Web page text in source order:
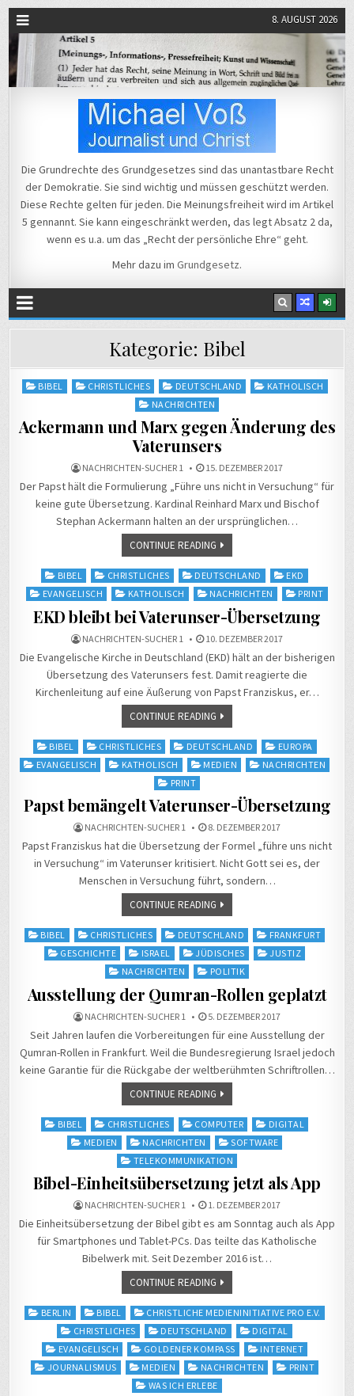
8. AUGUST 2026
Michael Voß
Die Grundrechte des Grundgesetzes sind das unantastbare Recht
der Demokratie. Sie sind wichtig und müssen geschützt werden.
Diese Rechte gelten für jeden. Die Meinungsfreiheit wird im Artikel
5 gennannt. Sie kann eingeschränkt werden, das legt Absatz 2 da,
wenn es u.a. um das „Recht der persönliche Ehre“ geht.
Mehr dazu im Grundgesetz.
Kategorie: Bibel
Posted
BIBEL CHRISTLICHES DEUTSCHLAND
KATHOLISCH
NACHRICHTEN
Ackermann und Marx gegen Änderung des
Vaterunsers
NACHRICHTEN-SUCHER 1 15. DEZEMBER 2017
Der Papst hält die Formulierung „Führe uns nicht in Versuchung“ für
keine gute Übersetzung. Kardinal Reinhard Marx und Bischof
Stephan Ackermann halten an der ursprünglichen…
CONTINUE READING
Posted
in
BIBEL CHRISTLICHES DEUTSCHLAND
EKD
EVANGELISCH
KATHOLISCH NACHRICHTEN PRINT
EKD bleibt bei Vaterunser-Übersetzung
NACHRICHTEN-SUCHER 1 10. DEZEMBER 2017
Die Evangelische Kirche in Deutschland (EKD) hält an der bisherigen
Übersetzung des Vaterunsers fest. Damit reagierte die
Kirchenleitung auf eine Äußerung von Papst Franziskus, er…
CONTINUE READING
Posted
in
BIBEL CHRISTLICHES DEUTSCHLAND
EUROPA
EVANGELISCH
KATHOLISCH MEDIEN
NACHRICHTEN
PRINT
Papst bemängelt Vaterunser-Übersetzung
NACHRICHTEN-SUCHER 1 8. DEZEMBER 2017
Papst Franziskus hat die Übersetzung der Formel „führe uns nicht
in Versuchung“ im Vaterunser kritisiert. Nicht Gott sei es, der
Menschen in Versuchung führt, sondern…
CONTINUE READING
Posted
BIBEL CHRISTLICHES DEUTSCHLAND
FRANKFURT
GESCHICHTE
ISRAEL JÜDISCHES
JUSTIZ
NACHRICHTEN
POLITIK
Ausstellung der Qumran-Rollen geplatzt
NACHRICHTEN-SUCHER 1 5. DEZEMBER 2017
Seit Jahren laufen die Vorbereitungen für eine Ausstellung der
Qumran-Rollen in Frankfurt. Weil die Bundesregierung Israel jedoch
keine Garantie für die Rückgabe der weltberühmten Schriftrollen…
CONTINUE READING
Posted
BIBEL CHRISTLICHES COMPUTER
DIGITAL
MEDIEN
NACHRICHTEN
SOFTWARE
TELEKOMMUNIKATION
Bibel-Einheitsübersetzung jetzt als App
NACHRICHTEN-SUCHER 1 1. DEZEMBER 2017
Die Einheitsübersetzung der Bibel gibt es am Sonntag auch als App
für Smartphones und Tablet-PCs. Das teilte das Katholische
Bibelwerk mit. Seit Dezember 2016 ist…
CONTINUE READING
Posted
BERLIN BIBEL
CHRISTLICHE MEDIENINITIATIVE PRO E.V.
CHRISTLICHES
DEUTSCHLAND
DIGITAL
EVANGELISCH
GOLDENER KOMPASS
INTERNET
JOURNALISMUS
MEDIEN NACHRICHTEN
PRINT
WAS ICH ERLEBE